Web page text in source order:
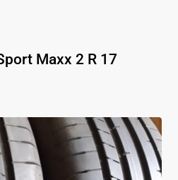
Maxx 2 R 17